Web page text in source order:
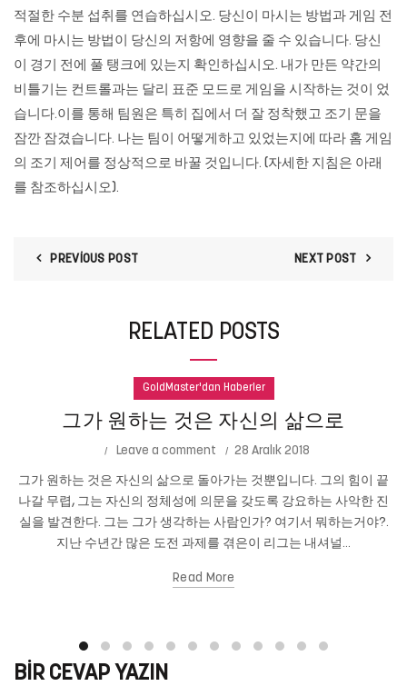
적절한 수분 섭취를 연습하십시오. 당신이 마시는 방법과 게임 전
후에 마시는 방법이 당신의 저항에 영향을 줄 수 있습니다. 당신
이 경기 전에 풀 탱크에 있는지 확인하십시오. 내가 만든 약간의
비틀기는 컨트롤과는 달리 표준 모드로 게임을 시작하는 것이 었
습니다.이를 통해 팀원은 특히 집에서 더 잘 정착했고 조기 문을
잠깐 잠겼습니다. 나는 팀이 어떻게하고 있었는지에 따라 홈 게임
의 조기 제어를 정상적으로 바꿀 것입니다. (자세한 지침은 아래
를 참조하십시오).
PREVIOUS POST NEXT POST
RELATED POSTS
GoldMaster'dan Haberler
그가 원하는 것은 자신의 삶으로
Leave a comment 28 Aralık 2018
그가 원하는 것은 자신의 삶으로 돌아가는 것뿐입니다. 그의 힘이 끝
나갈 무렵, 그는 자신의 정체성에 의문을 갖도록 강요하는 사악한 진
실을 발견한다. 그는 그가 생각하는 사람인가? 여기서 뭐하는거야?.
지난 수년간 많은 도전 과제를 겪은이 리그는 내셔널...
Read More
BIR CEVAP YAZIN